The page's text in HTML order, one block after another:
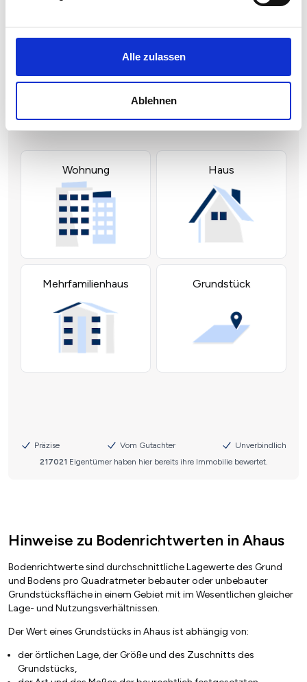
Alle zulassen
Ablehnen
Hinweise zu Bodenrichtwerten in Ahaus
Bodenrichtwerte sind durchschnittliche Lagewerte des Grund
und Bodens pro Quadratmeter bebauter oder unbebauter
Grundstücksfläche in einem Gebiet mit im Wesentlichen gleicher
Lage- und Nutzungsverhältnissen.
Der Wert eines Grundstücks in Ahaus ist abhängig von:
der örtlichen Lage, der Größe und des Zuschnitts des
Grundstücks,